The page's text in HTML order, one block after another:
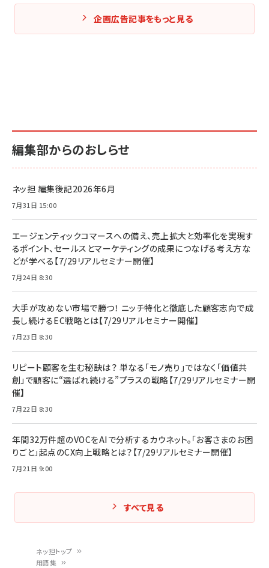
ネッ担トップ
用語集
企画広告記事をもっと見る
編集部からのおしらせ
ネッ担 編集後記2026年6月
7月31日 15:00
エージェンティックコマースへの備え、売上拡大と効率化を実現す
るポイント、セールスとマーケティングの成果につなげる考え方な
どが学べる【7/29リアルセミナー開催】
7月24日 8:30
大手が攻めない市場で勝つ！ ニッチ特化と徹底した顧客志向で成
長し続けるEC戦略とは【7/29リアルセミナー開催】
7月23日 8:30
リピート顧客を生む秘訣は？ 単なる「モノ売り」ではなく「価値共
創」で顧客に“選ばれ続ける”プラスの戦略【7/29リアルセミナー開
催】
7月22日 8:30
年間32万件超のVOCをAIで分析するカウネット。「お客さまのお困
りごと」起点のCX向上戦略とは？【7/29リアルセミナー開催】
7月21日 9:00
すべて見る